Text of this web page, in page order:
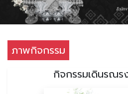
ภาพกิจกรรม
กิจกรรมเดินรณร